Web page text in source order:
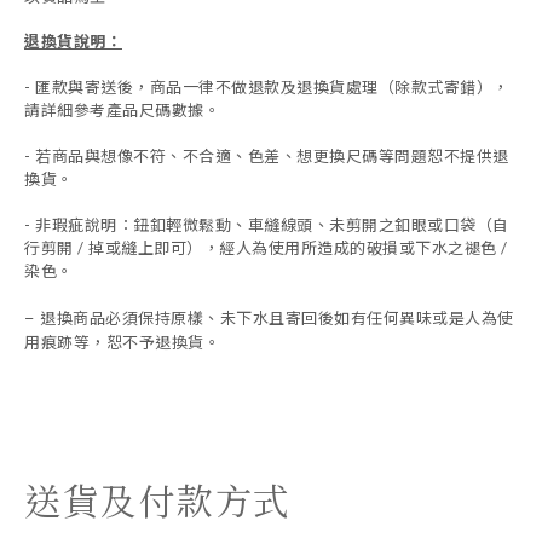
退換貨說明：
- 匯款與寄送後，商品一律不做退款及退換貨處理（除款式寄錯），
請詳細參考產品尺碼數據 。
- 若商品與想像不符、不合適、色差、想更換尺碼等問題恕不提供退
換貨。
- 非瑕疵說明：鈕釦輕微鬆動、車縫線頭、未剪開之釦眼或口袋（自
行剪開 / 掉或縫上即可），經人為使用所造成的破損或下水之褪色 /
染色。
- 退換商品必須保持原樣、未下水且寄回後如有任何異味或是人為使
用痕跡等 ， 恕不予退換貨。
送貨及付款方式